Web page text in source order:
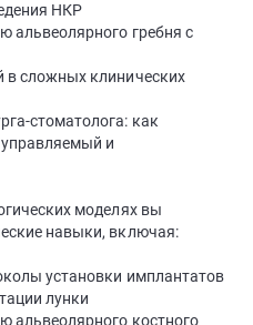
НКР
альвеолярного гребня с
сложных клинических
стоматолога: как
и
моделях вы
навыки, включая:
установки имплантатов
лунки
альвеолярного костного